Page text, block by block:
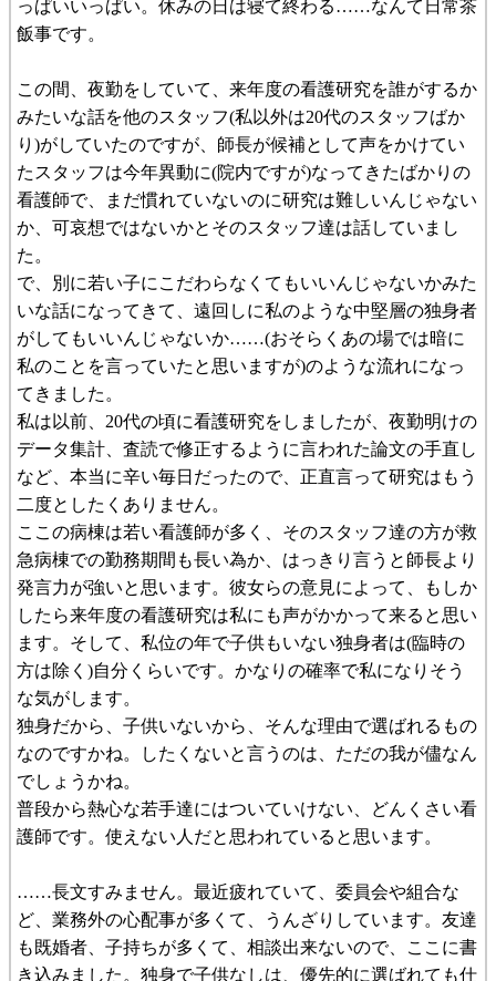
っぱいいっぱい。休みの日は寝て終わる……なんて日常茶
飯事です。
この間、夜勤をしていて、来年度の看護研究を誰がするか
みたいな話を他のスタッフ(私以外は20代のスタッフばか
り)がしていたのですが、師長が候補として声をかけてい
たスタッフは今年異動に(院内ですが)なってきたばかりの
看護師で、まだ慣れていないのに研究は難しいんじゃない
か、可哀想ではないかとそのスタッフ達は話していまし
た。
で、別に若い子にこだわらなくてもいいんじゃないかみた
いな話になってきて、遠回しに私のような中堅層の独身者
がしてもいいんじゃないか……(おそらくあの場では暗に
私のことを言っていたと思いますが)のような流れになっ
てきました。
私は以前、20代の頃に看護研究をしましたが、夜勤明けの
データ集計、査読で修正するように言われた論文の手直し
など、本当に辛い毎日だったので、正直言って研究はもう
二度としたくありません。
ここの病棟は若い看護師が多く、そのスタッフ達の方が救
急病棟での勤務期間も長い為か、はっきり言うと師長より
発言力が強いと思います。彼女らの意見によって、もしか
したら来年度の看護研究は私にも声がかかって来ると思い
ます。そして、私位の年で子供もいない独身者は(臨時の
方は除く)自分くらいです。かなりの確率で私になりそう
な気がします。
独身だから、子供いないから、そんな理由で選ばれるもの
なのですかね。したくないと言うのは、ただの我が儘なん
でしょうかね。
普段から熱心な若手達にはついていけない、どんくさい看
護師です。使えない人だと思われていると思います。
……長文すみません。最近疲れていて、委員会や組合な
ど、業務外の心配事が多くて、うんざりしています。友達
も既婚者、子持ちが多くて、相談出来ないので、ここに書
き込みました。独身で子供なしは、優先的に選ばれても仕